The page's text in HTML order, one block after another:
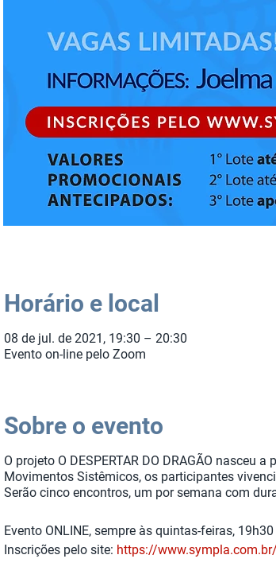
Horário e local
08 de jul. de 2021, 19:30 – 20:30
Evento on-line pelo Zoom
Sobre o evento
O projeto O DESPERTAR DO DRAGÃO nasceu
Movimentos Sistêmicos, os participantes
Serão cinco encontros, um por semana com
Evento ONLINE, sempre às quintas-feiras, 19h30
Inscrições pelo site: https://